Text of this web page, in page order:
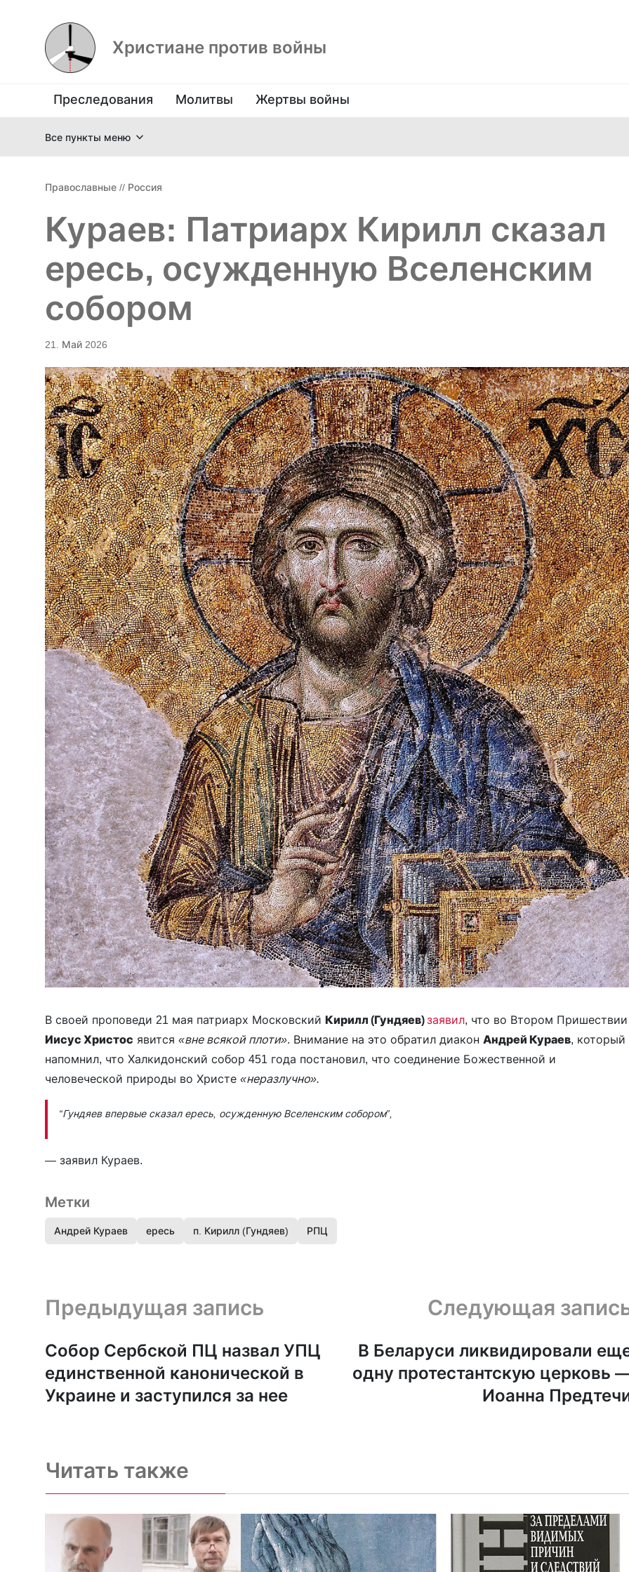
Христиане против войны
Преследования Молитвы Жертвы войны
Все пункты меню
Православные // Россия
Кураев: Патриарх Кирилл сказал
ересь, осужденную Вселенским
собором
21. Май 2026
В своей проповеди 21 мая патриарх Московский Кирилл (Гундяев)заявил, что во Втором Пришествии
Иисус Христос явится «вне всякой плоти». Внимание на это обратил диакон Андрей Кураев, который
напомнил, что Халкидонский собор 451 года постановил, что соединение Божественной и
человеческой природы во Христе «неразлучно».
“Гундяев впервые сказал ересь, осужденную Вселенским собором”,
— заявил Кураев.
Метки
Андрей Кураев ересь п. Кирилл (Гундяев) РПЦ
Предыдущая запись и следующая запись
Предыдущая запись
Собор Сербской ПЦ назвал УПЦ
единственной канонической в
Украине и заступился за нее
Следующая
В Беларуси ликвидировали
одну протестантскую церковь
Иоанна
Читать также